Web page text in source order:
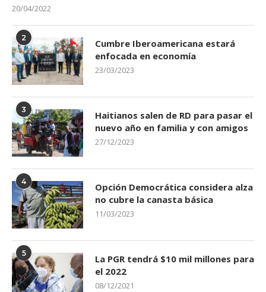
20/04/2022
2
Cumbre Iberoamericana estará
enfocada en economía
23/03/2023
3
Haitianos salen de RD para pasar el
nuevo año en familia y con amigos
27/12/2023
4
Opción Democrática considera alza
no cubre la canasta básica
11/03/2023
5
La PGR tendrá $10 mil millones para
el 2022
08/12/2021